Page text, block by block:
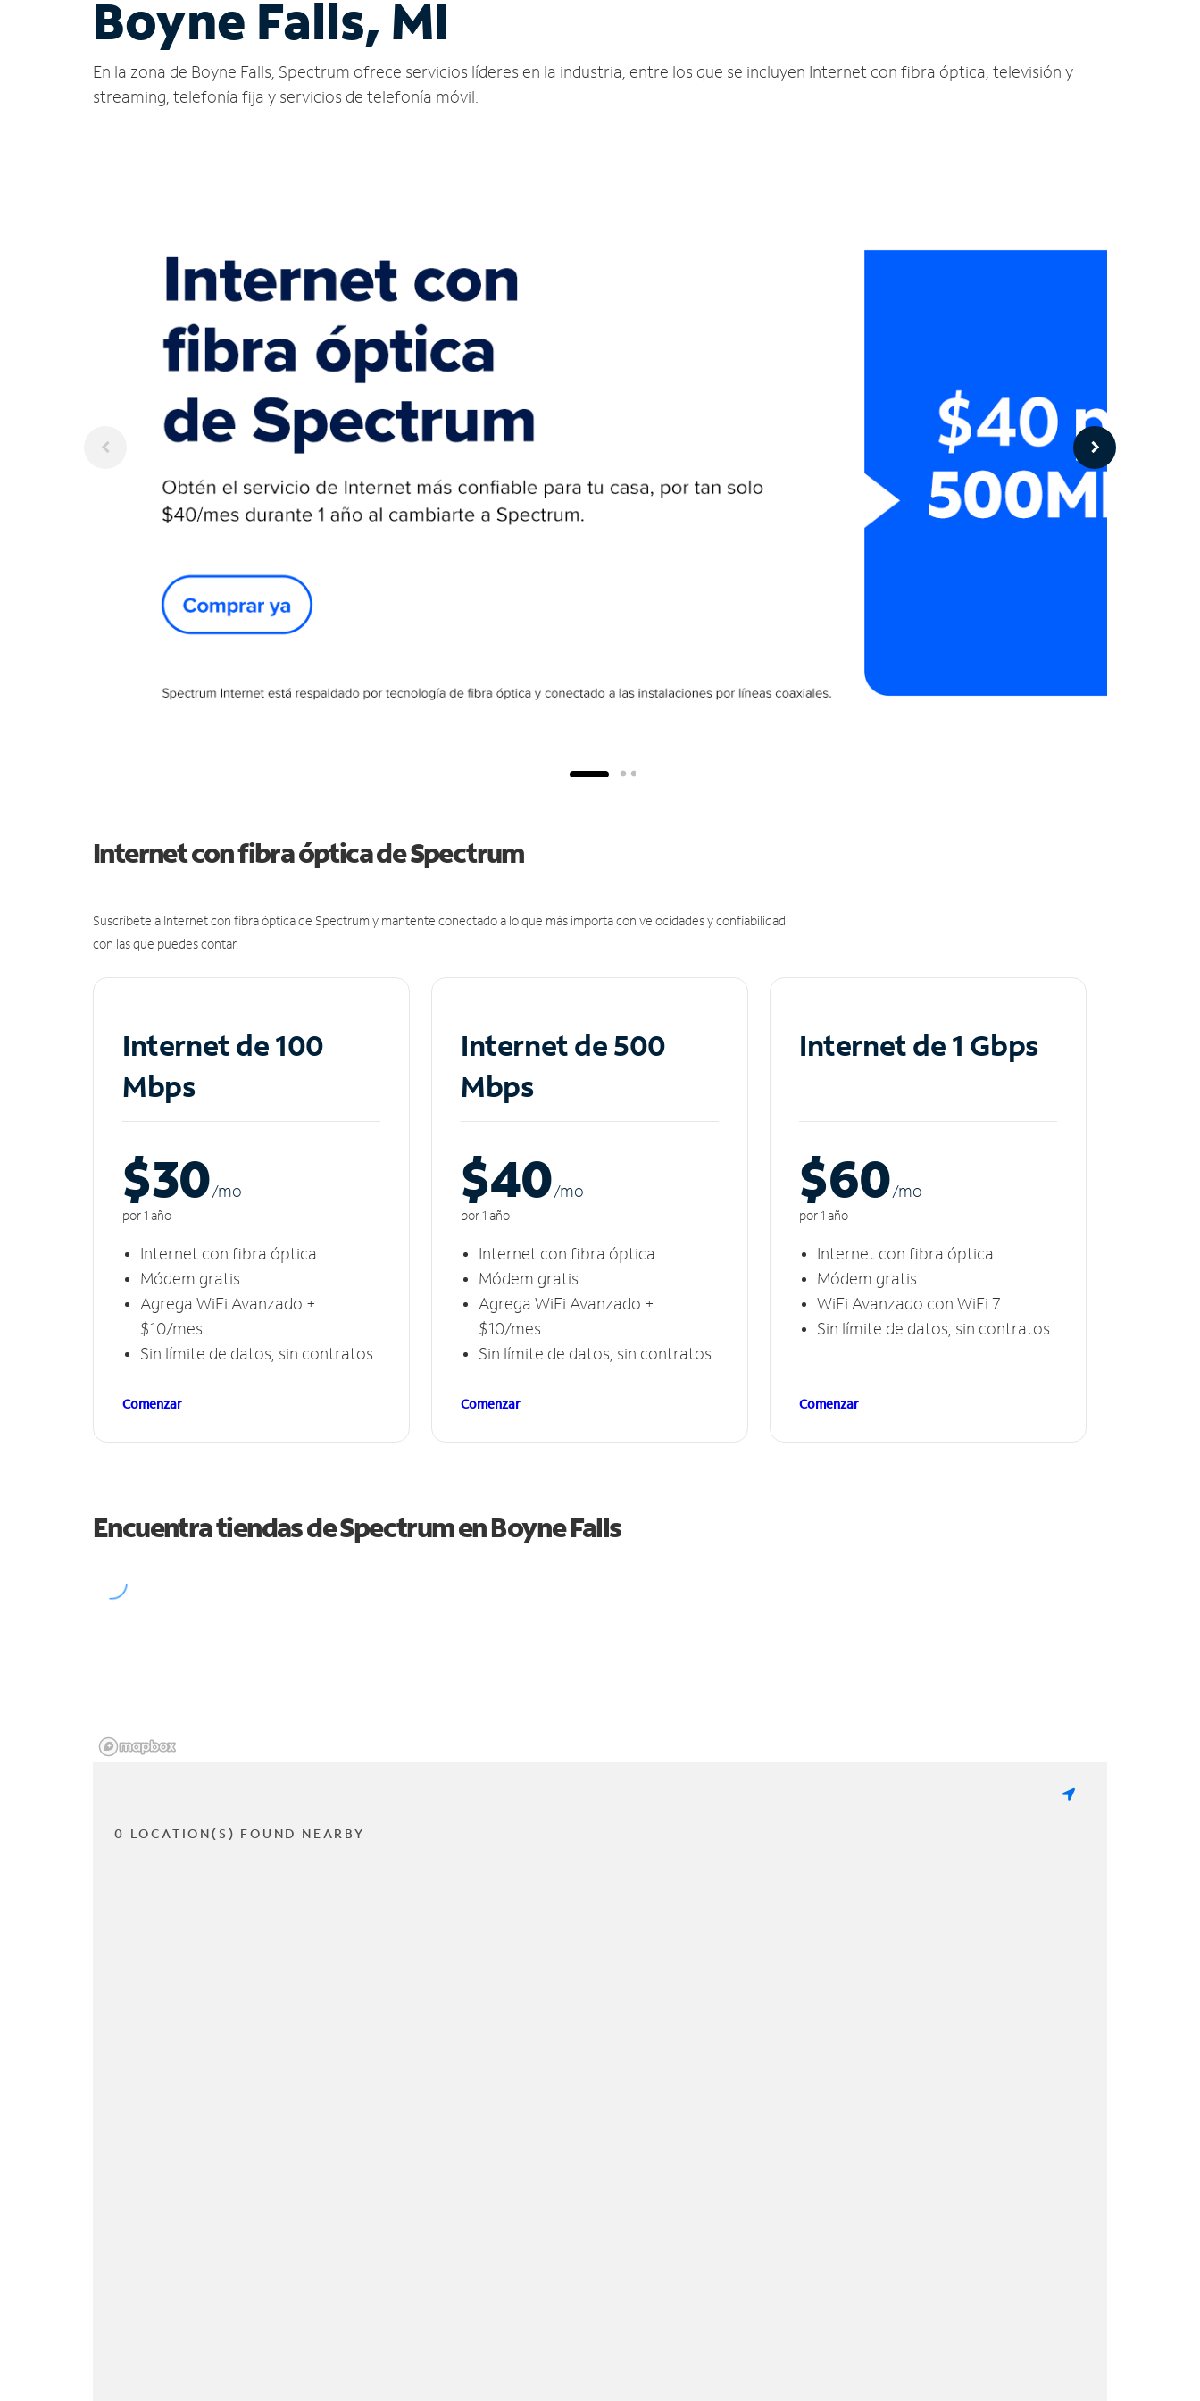
Boyne Falls, MI
En la zona de Boyne Falls, Spectrum ofrece servicios líderes en la industria, entre los que se incluyen Internet con fibra óptica, televisión y
streaming, telefonía fija y servicios de telefonía móvil.
Internet con fibra óptica de Spectrum
Suscríbete a Internet con fibra óptica de Spectrum y mantente conectado a lo que más importa con velocidades y confiabilidad
con las que puedes contar.
Internet de 100
Mbps
$30/mo
por 1 año
Internet con fibra óptica
Módem gratis
Agrega WiFi Avanzado +
$10/mes
Sin límite de datos, sin contratos
Comenzar
Internet de 500
Mbps
$40/mo
por 1 año
Internet con fibra óptica
Módem gratis
Agrega WiFi Avanzado +
$10/mes
Sin límite de datos, sin contratos
Comenzar
Internet de 1 Gbps
$60/mo
por 1 año
Internet con fibra óptica
Módem gratis
WiFi Avanzado con WiFi 7
Sin límite de datos, sin contratos
Comenzar
Encuentra tiendas de Spectrum enBoyne Falls
0 LOCATION(S) FOUND NEARBY